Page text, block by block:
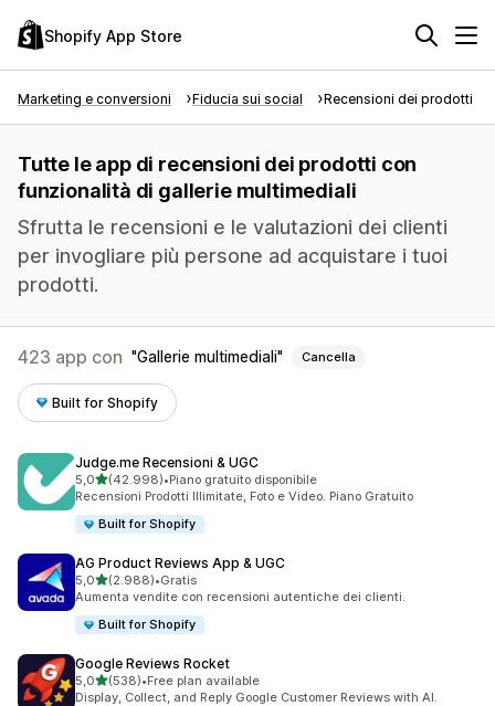
Shopify App Store
Marketing e conversioni Fiducia sui social Recensioni dei prodotti
Tutte le app di recensioni dei prodotti con
funzionalità di gallerie multimediali
Sfrutta le recensioni e le valutazioni dei clienti
per invogliare più persone ad acquistare i tuoi
prodotti.
423 app con Gallerie multimediali Cancella
Built for Shopify
Judge.me Recensioni & UGC
5,0stelle su 5
(42.998)
42998 recensioni totali
•Piano gratuito disponibile
Recensioni Prodotti Illimitate, Foto e Video. Piano Gratuito
Built for Shopify
AG Product Reviews App & UGC
5,0stelle su 5
(2.988)
2988 recensioni totali
•Gratis
Aumenta vendite con recensioni autentiche dei clienti.
Built for Shopify
Google Reviews Rocket
5,0stelle su 5
(538)
538 recensioni totali
•Free plan available
Display, Collect, and Reply Google Customer Reviews with AI.